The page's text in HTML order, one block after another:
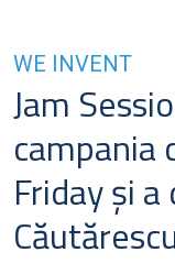
WE INVENT
Jam
campania
Friday și